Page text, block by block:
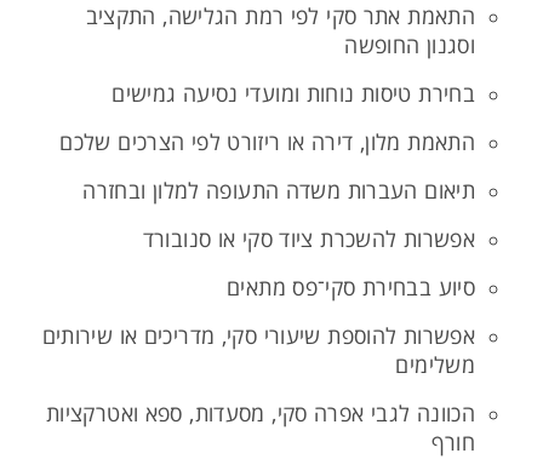
התאמת אתר סקי לפי רמת הגלישה, התקציב
וסגנון החופשה
בחירת טיסות נוחות ומועדי נסיעה גמישים
התאמת מלון, דירה או ריזורט לפי הצרכים שלכם
תיאום העברות משדה התעופה למלון ובחזרה
אפשרות להשכרת ציוד סקי או סנובורד
סיוע בבחירת סקי־פס מתאים
אפשרות להוספת שיעורי סקי, מדריכים או שירותים
משלימים
הכוונה לגבי אפרה סקי, מסעדות, ספא ואטרקציות
חורף